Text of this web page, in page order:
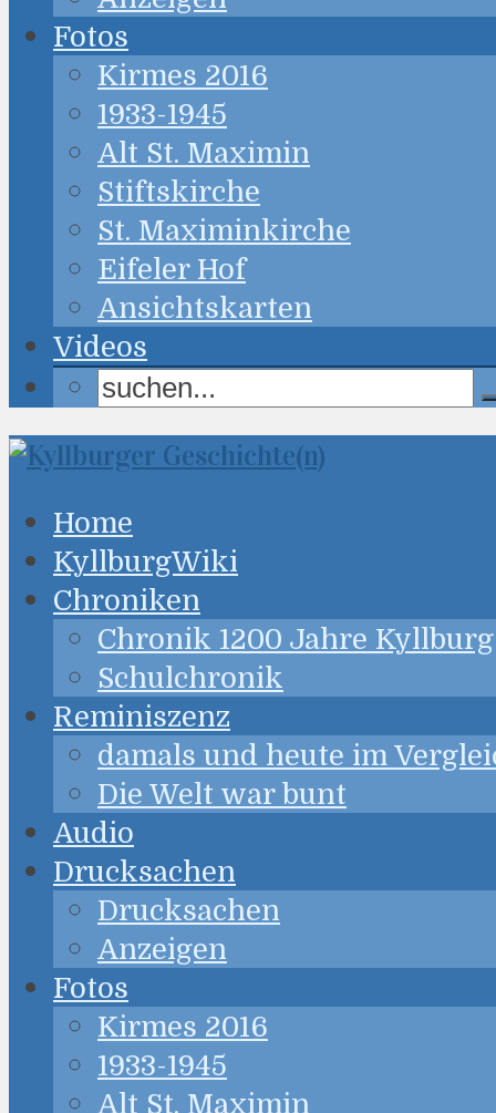
Fotos
Kirmes 2016
1933-1945
Alt St. Maximin
Stiftskirche
St. Maximinkirche
Eifeler Hof
Ansichtskarten
Videos
Home
KyllburgWiki
Chroniken
Chronik 1200 Jahre Kyllburg
Schulchronik
Reminiszenz
damals und heute im
Die Welt war bunt
Audio
Drucksachen
Drucksachen
Anzeigen
Fotos
Kirmes 2016
1933-1945
Alt St. Maximin